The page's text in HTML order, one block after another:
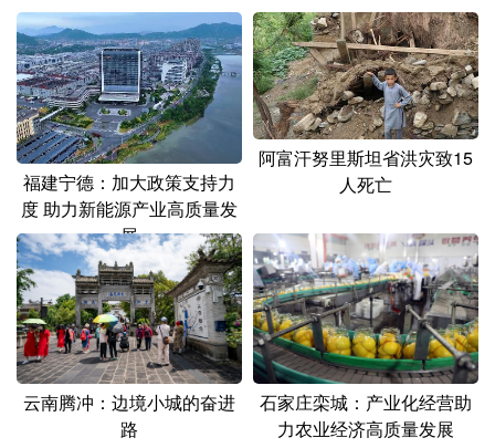
福建宁德：加大政策支持力
度 助力新能源产业高质量发
展
阿富汗努里斯坦省洪灾致15
人死亡
云南腾冲：边境小城的奋进
路
石家庄栾城：产业化经营助
力农业经济高质量发展